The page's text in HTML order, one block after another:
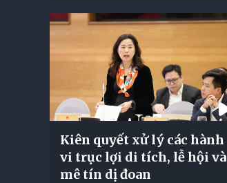
Kiên quyết xử lý các hành
vi trục lợi di tích, lễ hội và
mê tín dị đoan